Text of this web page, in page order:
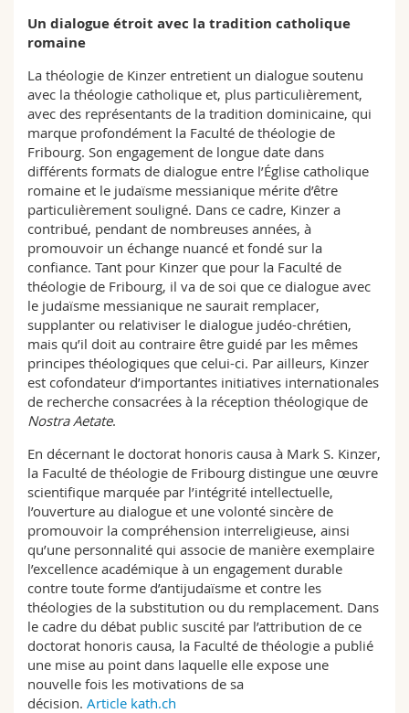
Un dialogue étroit avec la tradition catholique
romaine
La théologie de Kinzer entretient un dialogue soutenu
avec la théologie catholique et, plus particulièrement,
avec des représentants de la tradition dominicaine, qui
marque profondément la Faculté de théologie de
Fribourg. Son engagement de longue date dans
différents formats de dialogue entre l’Église catholique
romaine et le judaïsme messianique mérite d’être
particulièrement souligné. Dans ce cadre, Kinzer a
contribué, pendant de nombreuses années, à
promouvoir un échange nuancé et fondé sur la
confiance. Tant pour Kinzer que pour la Faculté de
théologie de Fribourg, il va de soi que ce dialogue avec
le judaïsme messianique ne saurait remplacer,
supplanter ou relativiser le dialogue judéo-chrétien,
mais qu’il doit au contraire être guidé par les mêmes
principes théologiques que celui-ci. Par ailleurs, Kinzer
est cofondateur d’importantes initiatives internationales
de recherche consacrées à la réception théologique de
Nostra Aetate.
En décernant le doctorat honoris causa à Mark S. Kinzer,
la Faculté de théologie de Fribourg distingue une œuvre
scientifique marquée par l’intégrité intellectuelle,
l’ouverture au dialogue et une volonté sincère de
promouvoir la compréhension interreligieuse, ainsi
qu’une personnalité qui associe de manière exemplaire
l’excellence académique à un engagement durable
contre toute forme d’antijudaïsme et contre les
théologies de la substitution ou du remplacement. Dans
le cadre du débat public suscité par l’attribution de ce
doctorat honoris causa, la Faculté de théologie a publié
une mise au point dans laquelle elle expose une
nouvelle fois les motivations de sa
décision. Article kath.ch